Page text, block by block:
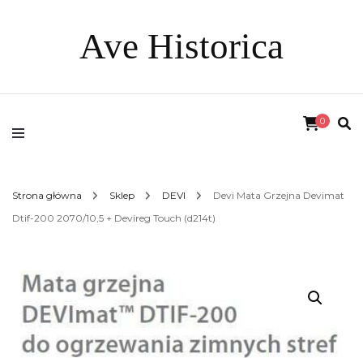
Ave Historica
0
Strona główna Sklep DEVI
Devi Mata Grzejna Devimat
Dtif-200 2070/10,5 + Devireg Touch (d214t)